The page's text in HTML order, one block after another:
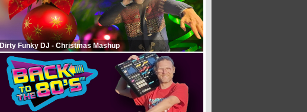
Dirty Funky DJ - Christmas Mashup